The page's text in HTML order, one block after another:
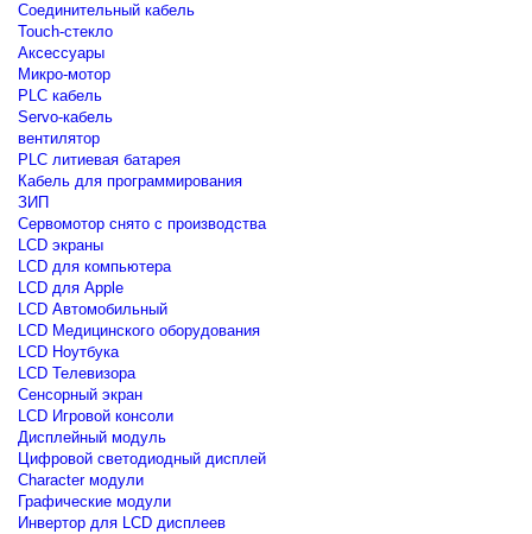
Соединительный кабель
Touch-стекло
Аксессуары
Микро-мотор
PLC кабель
Servo-кабель
вентилятор
PLC литиевая батарея
Кабель для программирования
ЗИП
Сервомотор снято с производства
LCD экраны
LCD для компьютера
LCD для Apple
LCD Автомобильный
LCD Медицинского оборудования
LCD Ноутбука
LCD Телевизора
Сенсорный экран
LCD Игровой консоли
Дисплейный модуль
Цифровой светодиодный дисплей
Сharacter модули
Графические модули
Инвертор для LCD дисплеев